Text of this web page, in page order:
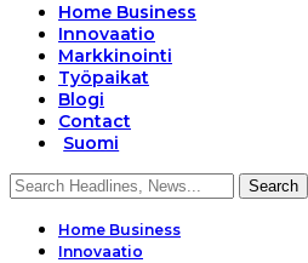
Home Business
Innovaatio
Markkinointi
Työpaikat
Blogi
Contact
Suomi
Home Business
Innovaatio